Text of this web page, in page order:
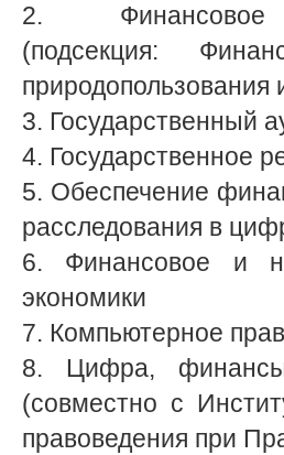
2.
(подсекция:
3. Государственный
4. Государственное
5. Обеспечение
расследования в
6. Финансовое и
экономики
7. Компьютерное
8. Цифра,
(совместно с
правоведения при